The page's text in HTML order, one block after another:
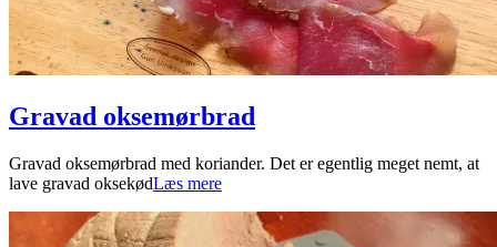
Gravad oksemørbrad
2026-
05-
Gravad oksemørbrad med koriander. Det er egentlig meget nemt, at
lave gravad oksekødLæs mere